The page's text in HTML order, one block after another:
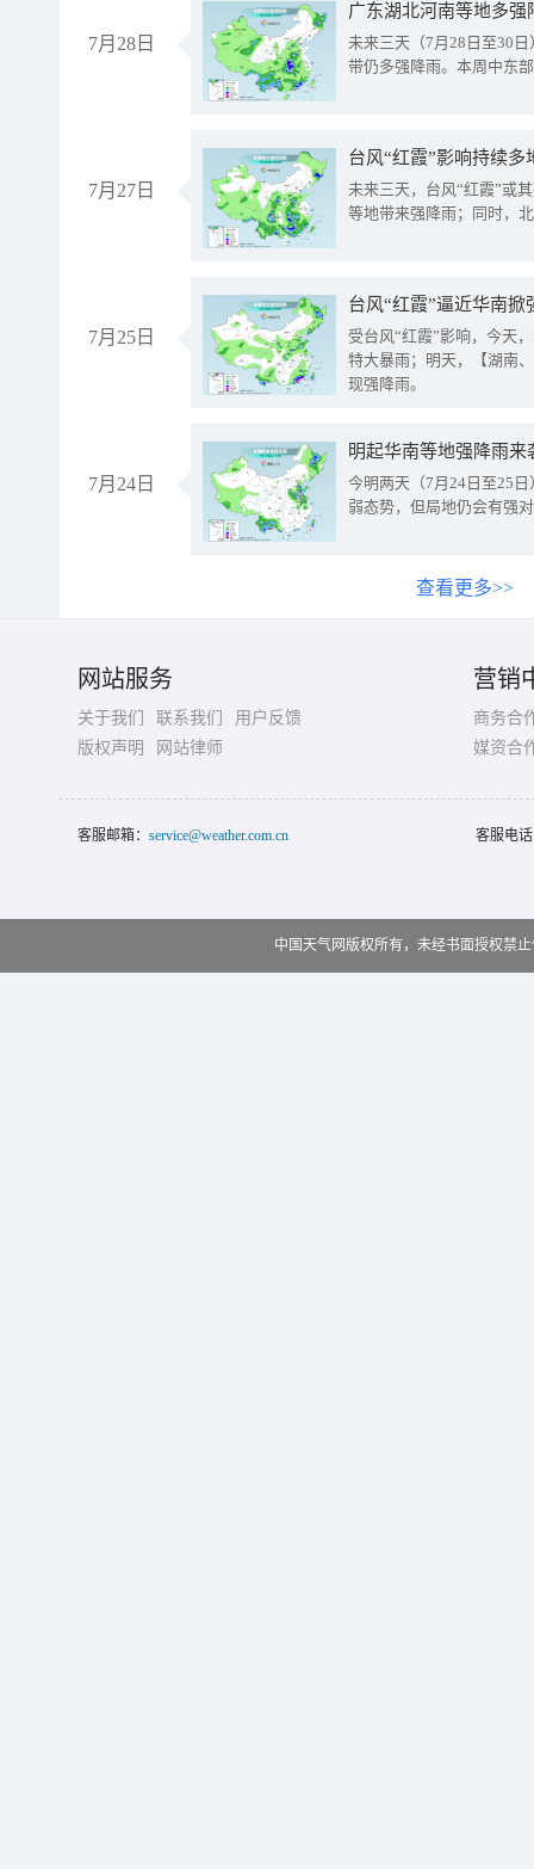
7月28日
广东湖北河南等地多
未来三天（7月28日至30
带仍多强降雨。本周中东
7月27日
台风“红霞”影响持续
未来三天，台风“红霞”或
等地带来强降雨；同时，
7月25日
台风“红霞”逼近华南
受台风“红霞”影响，今天
特大暴雨；明天，【湖南
现强降雨。
7月24日
明起华南等地强降雨
今明两天（7月24日至25
弱态势，但局地仍会有强
查看更多>>
网站服务
关于我们 联系我们
用户反馈
版权声明
网站律师
营销
商务合
媒资合
客服邮箱： service@weather.com.cn 客服电
中国天气网版权所有，未经书面授权